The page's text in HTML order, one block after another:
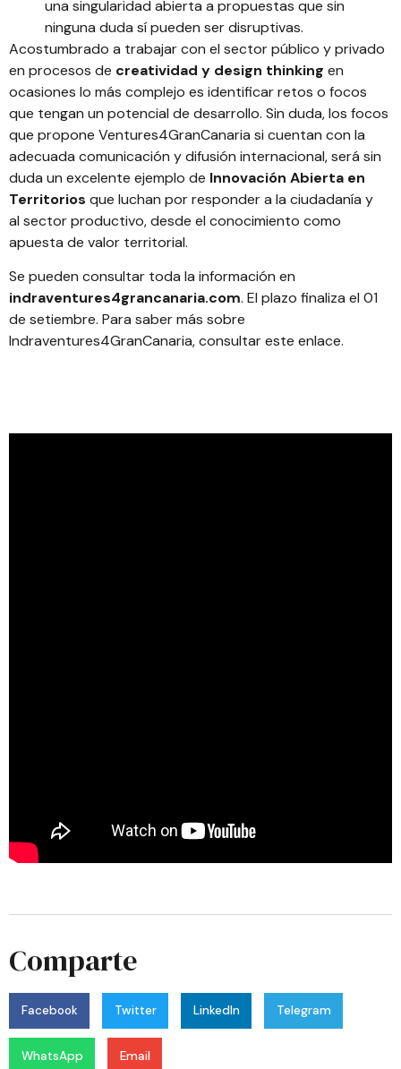
una singularidad abierta a propuestas que sin
ninguna duda sí pueden ser disruptivas.
Acostumbrado a trabajar con el sector público y privado
en procesos de creatividad y design thinking en
ocasiones lo más complejo es identificar retos o focos
que tengan un potencial de desarrollo. Sin duda, los focos
que propone Ventures4GranCanaria si cuentan con la
adecuada comunicación y difusión internacional, será sin
duda un excelente ejemplo de Innovación Abierta en
Territorios que luchan por responder a la ciudadanía y
al sector productivo, desde el conocimiento como
apuesta de valor territorial.
Se pueden consultar toda la información en
indraventures4grancanaria.com. El plazo finaliza el 01
de setiembre. Para saber más sobre
Indraventures4GranCanaria, consultar este enlace.
Comparte
Facebook Twitter LinkedIn Telegram
WhatsApp Email